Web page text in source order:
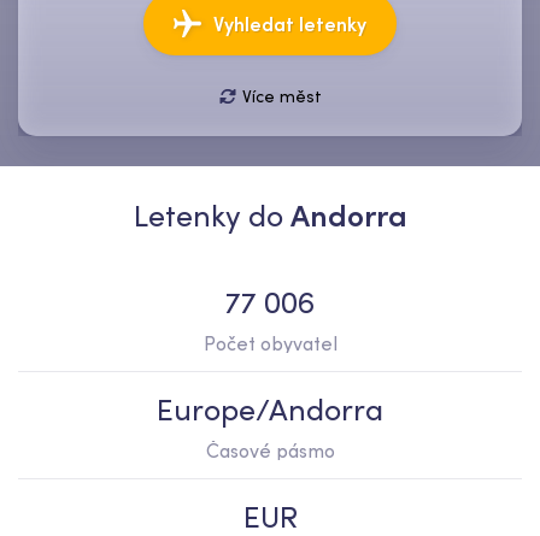
Vyhledat letenky
Více měst
Cestující , Ekonomický
Letenky doAndorra
77 006
Počet obyvatel
Europe/Andorra
Časové pásmo
EUR